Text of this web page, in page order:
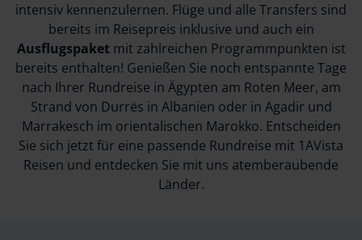
intensiv kennenzulernen. Flüge und alle Transfers sind
bereits im Reisepreis inklusive und auch ein
Ausflugspaketmit zahlreichen Programmpunkten ist
bereits enthalten! Genießen Sie noch entspannte Tage
nach Ihrer Rundreise in Ägypten am Roten Meer, am
Strand von Durrës in Albanien oder in Agadir und
Marrakesch im orientalischen Marokko. Entscheiden
Sie sich jetzt für eine passende Rundreise mit 1AVista
Reisen und entdecken Sie mit uns atemberaubende
Länder.